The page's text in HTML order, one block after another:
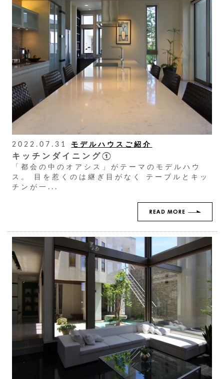
2022.07.31 モデルハウスご紹介
キッチンダイニング①
「都会の中のオアシス」がテーマのモデルハウ
ス。 目を惹くのは継ぎ目がなく テーブルとキッ
チンが一...